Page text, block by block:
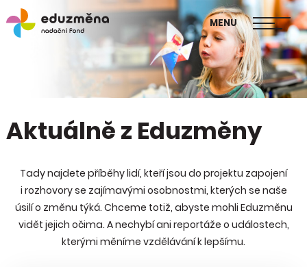
MENU
škol
Publikace Mapa změny
Aktuálně z Eduzměny
Tady najdete příběhy lidí, kteří jsou do projektu zapojení
i rozhovory se zajímavými osobnostmi, kterých se naše
úsilí o změnu týká. Chceme totiž, abyste mohli Eduzměnu
vidět jejich očima. A nechybí ani reportáže o událostech,
kterými měníme vzdělávání k lepšímu.